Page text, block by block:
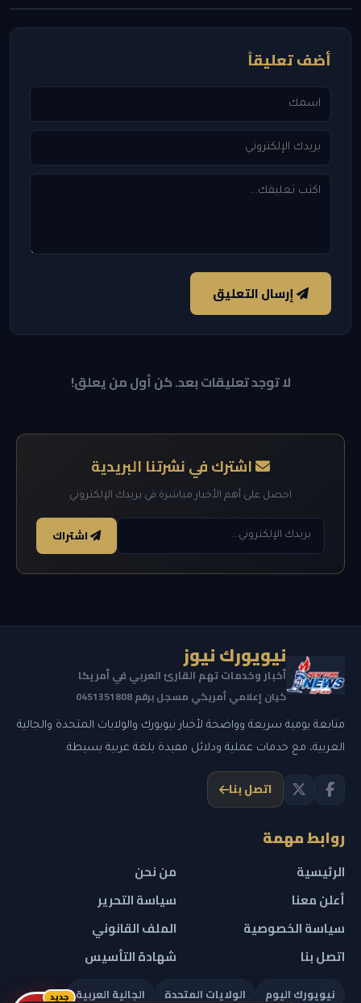
أضف تعليقاً
إرسال التعليق
لا توجد تعليقات بعد. كن أول من يعلق!
اشترك في نشرتنا البريدية
احصل على أهم الأخبار مباشرة في بريدك الإلكتروني
اشتراك
نيويورك نيوز
أخبار وخدمات تهم القارئ العربي في أمريكا
كيان إعلامي أمريكي مسجل برقم 0451351808
متابعة يومية سريعة وواضحة لأخبار نيويورك والولايات المتحدة والجالية
العربية، مع خدمات عملية ودلائل مفيدة بلغة عربية بسيطة.
اتصل بنا
روابط مهمة
الرئيسية
من نحن
أعلن معنا
سياسة التحرير
سياسة الخصوصية
الملف القانوني
اتصل بنا
شهادة التأسيس
نيويورك اليوم الولايات المتحدة الجالية العربية جديد